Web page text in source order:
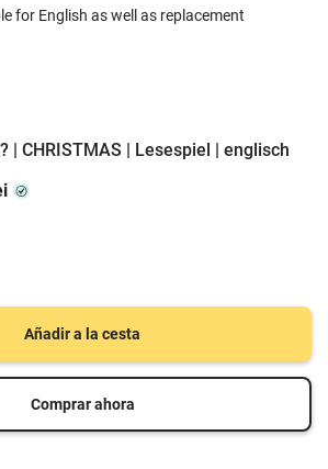
for English as well as replacement
| CHRISTMAS | Lesespiel | englisch
Añadir a la cesta
Comprar ahora